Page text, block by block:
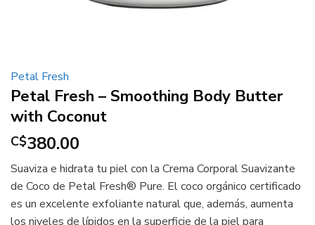
Petal Fresh
Petal Fresh – Smoothing Body Butter
with Coconut
C$380.00
Suaviza e hidrata tu piel con la Crema Corporal Suavizante
de Coco de Petal Fresh® Pure. El coco orgánico certificado
es un excelente exfoliante natural que, además, aumenta
los niveles de lípidos en la superficie de la piel para